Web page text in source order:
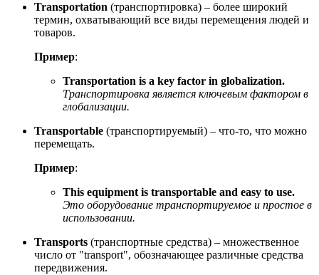
Transportation (транспортировка) – более широкий
термин, охватывающий все виды перемещения людей и
товаров.
Пример:
Transportation is a key factor in globalization.
Транспортировка является ключевым фактором в
глобализации.
Transportable (транспортируемый) – что-то, что можно
перемещать.
Пример:
This equipment is transportable and easy to use.
Это оборудование транспортируемое и простое в
использовании.
Transports (транспортные средства) – множественное
число от "transport", обозначающее различные средства
передвижения.